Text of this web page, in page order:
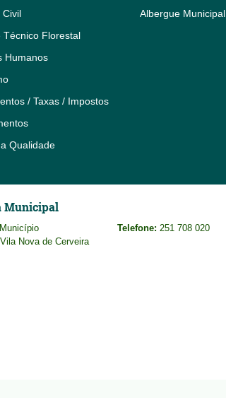
Civil
Técnico Florestal
Humanos
/ Taxas / Impostos
Qualidade
Albergue Municipal
Municipal
Nova de Cerveira
Telefone: 251 708 020